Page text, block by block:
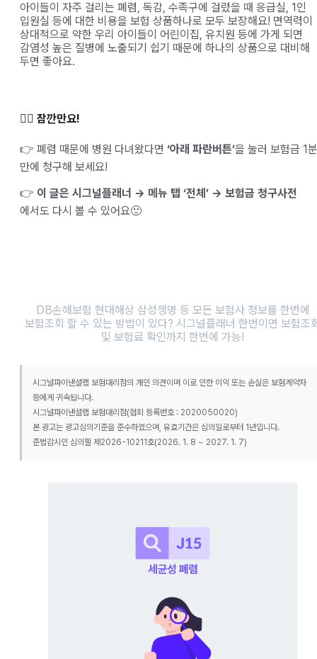
아이들이 자주 걸리는 폐렴, 독감, 수족구에 걸렸을 때 응급실, 1인
입원실 등에 대한 비용을 보험 상품하나로 모두 보장해요! 면역력이
상대적으로 약한 우리 아이들이 어린이집, 유치원 등에 가게 되면
감염성 높은 질병에 노출되기 쉽기 때문에 하나의 상품으로 대비해
두면 좋아요.
✋🏻 잠깐만요!
👉 폐렴 때문에 병원 다녀왔다면 ‘아래 파란버튼’을 눌러 보험금 1분
만에 청구해 보세요!
👉 이 글은 시그널플래너 → 메뉴 탭 ‘전체’ → 보험금 청구사전
에서도 다시 볼 수 있어요🙂
DB손해보험 현대해상 삼성생명 등 모든 보험사 정보를 한번에
보험조회 할 수 있는 방법이 있다? 시그널플래너 한번이면 보험조
및 보험료 확인까지 한번에 가능!
시그널파이낸셜랩 보험대리점의 개인 의견이며 이로 인한 이익 또는 손실은 보험계약자
등에게 귀속됩니다.
시그널파이낸셜랩 보험대리점(협회 등록번호 : 2020050020)
본 광고는 광고심의기준을 준수하였으며, 유효기간은 심의일로부터 1년입니다.
준법감시인 심의필 제2026-10211호(2026. 1. 8 ~ 2027. 1. 7)